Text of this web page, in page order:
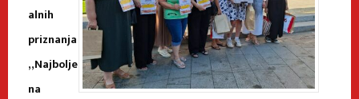
alnih
priznanja
„Najbolje
na